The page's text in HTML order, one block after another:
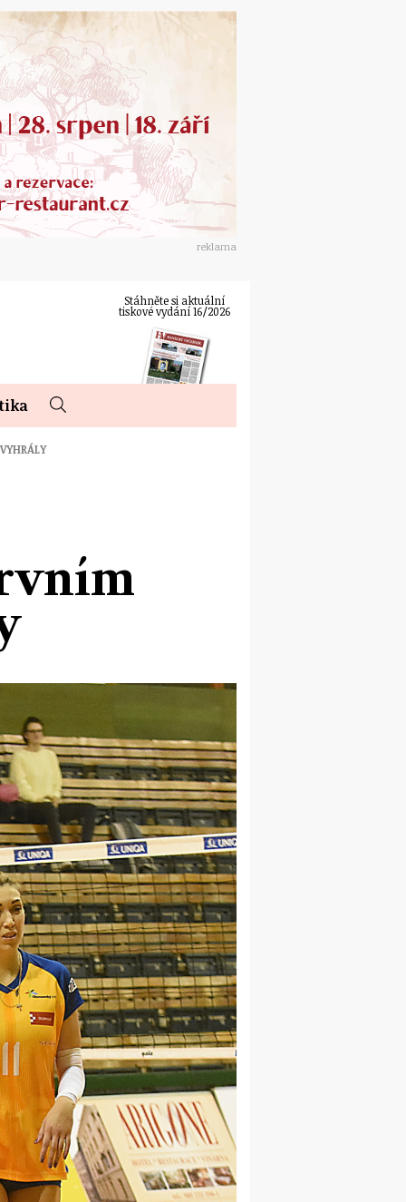
reklama
Stáhněte si aktuální
tiskové vydání 16/2026